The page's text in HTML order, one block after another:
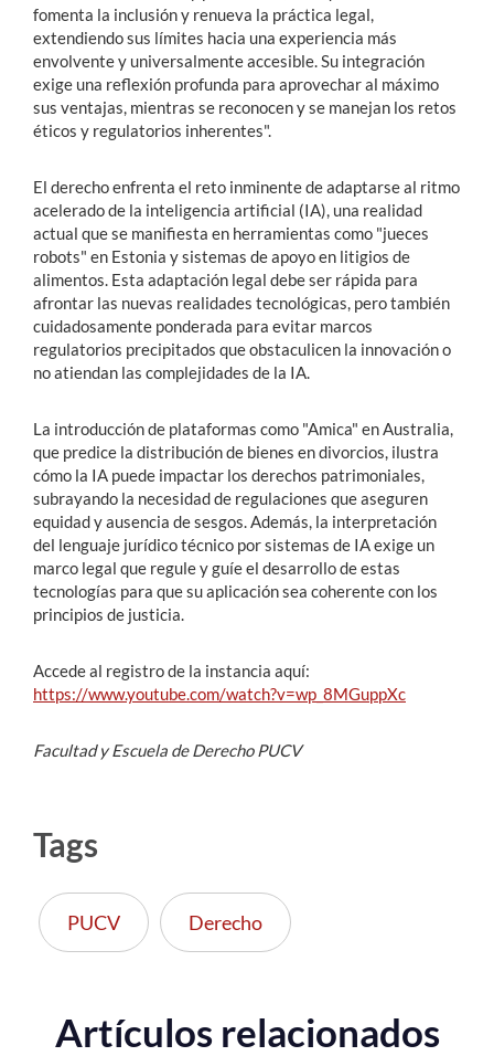
fomenta la inclusión y renueva la práctica legal,
extendiendo sus límites hacia una experiencia más
envolvente y universalmente accesible. Su integración
exige una reflexión profunda para aprovechar al máximo
sus ventajas, mientras se reconocen y se manejan los retos
éticos y regulatorios inherentes".
El derecho enfrenta el reto inminente de adaptarse al ritmo
acelerado de la inteligencia artificial (IA), una realidad
actual que se manifiesta en herramientas como "jueces
robots" en Estonia y sistemas de apoyo en litigios de
alimentos. Esta adaptación legal debe ser rápida para
afrontar las nuevas realidades tecnológicas, pero también
cuidadosamente ponderada para evitar marcos
regulatorios precipitados que obstaculicen la innovación o
no atiendan las complejidades de la IA.
La introducción de plataformas como "Amica" en Australia,
que predice la distribución de bienes en divorcios, ilustra
cómo la IA puede impactar los derechos patrimoniales,
subrayando la necesidad de regulaciones que aseguren
equidad y ausencia de sesgos. Además, la interpretación
del lenguaje jurídico técnico por sistemas de IA exige un
marco legal que regule y guíe el desarrollo de estas
tecnologías para que su aplicación sea coherente con los
principios de justicia.
Accede al registro de la instancia aquí:
https://www.youtube.com/watch?v=wp_8MGuppXc
Facultad y Escuela de Derecho PUCV
Tags
PUCV Derecho
Artículos relacionados